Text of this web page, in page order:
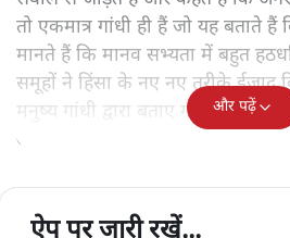
तो एकमात्र गांधी ही हैं जो यह बताते
मानते हैं कि मानव सभ्यता में बहुत
समूहों ने हिंसा के नए नए तरीके ईजाद
मनुष्य गांधी द्वारा बताए गए अहिंसा
अपनाएगा।
और पढ़ें